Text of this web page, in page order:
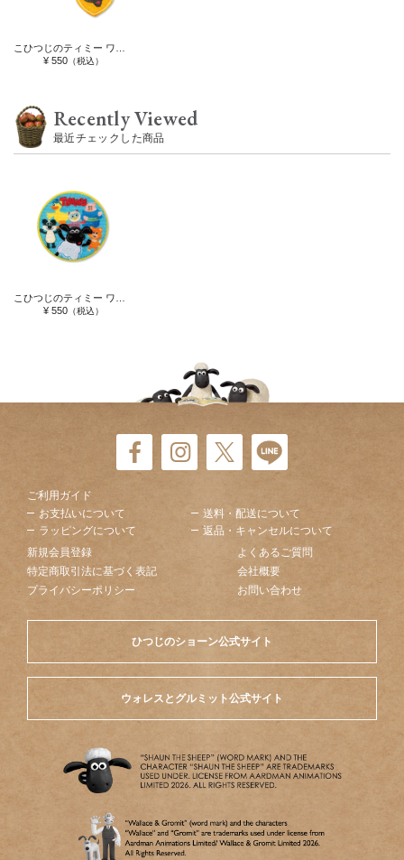
¥ 550（税込）
Recently Viewed
最近チェックした商品
¥ 550（税込）
ご利用ガイド
お支払いについて
送料・配送について
ラッピングについて
返品・キャンセルについて
新規会員登録
よくあるご質問
特定商取引法に基づく表記
会社概要
プライバシーポリシー
お問い合わせ
ひつじのショーン公式サイト
ウォレスとグルミット公式サイト